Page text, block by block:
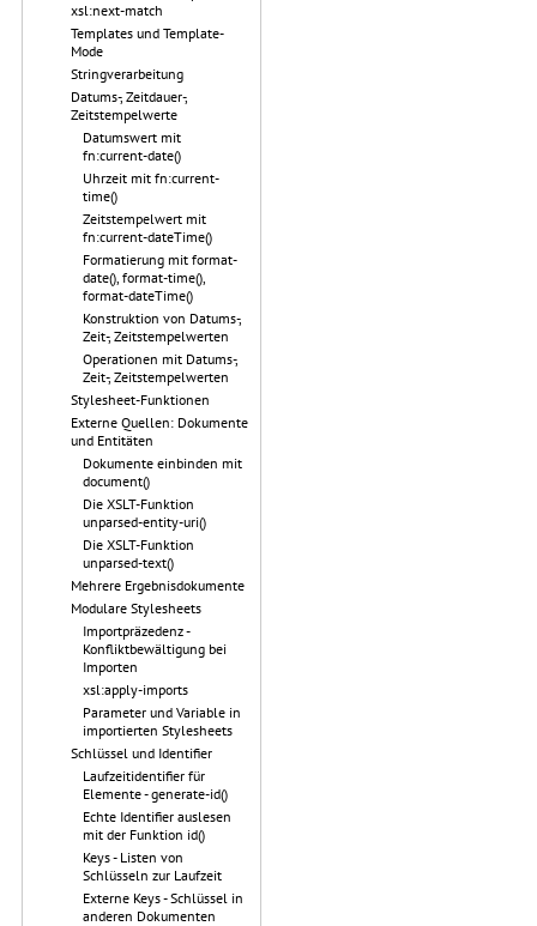
xsl:next-match
Templates und Template-
Mode
Stringverarbeitung
Datums-, Zeitdauer-,
Zeitstempelwerte
Datumswert mit
fn:current-date()
Uhrzeit mit fn:current-
time()
Zeitstempelwert mit
fn:current-dateTime()
Formatierung mit format-
date(), format-time(),
format-dateTime()
Konstruktion von Datums-,
Zeit-, Zeitstempelwerten
Operationen mit Datums-,
Zeit-, Zeitstempelwerten
Stylesheet-Funktionen
Externe Quellen: Dokumente
und Entitäten
Dokumente einbinden mit
document()
Die XSLT-Funktion
unparsed-entity-uri()
Die XSLT-Funktion
unparsed-text()
Mehrere Ergebnisdokumente
Modulare Stylesheets
Importpräzedenz -
Konfliktbewältigung bei
Importen
xsl:apply-imports
Parameter und Variable in
importierten Stylesheets
Schlüssel und Identifier
Laufzeitidentifier für
Elemente - generate-id()
Echte Identifier auslesen
mit der Funktion id()
Keys - Listen von
Schlüsseln zur Laufzeit
Externe Keys - Schlüssel in
anderen Dokumenten